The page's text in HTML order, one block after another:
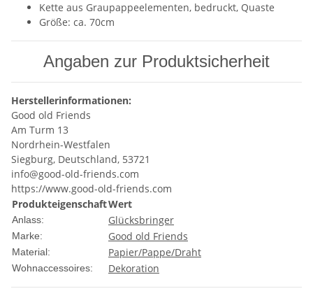
Kette aus Graupappeelementen, bedruckt, Quaste
Größe: ca. 70cm
Angaben zur Produktsicherheit
Herstellerinformationen:
Good old Friends
Am Turm 13
Nordrhein-Westfalen
Siegburg, Deutschland, 53721
info@good-old-friends.com
https://www.good-old-friends.com
ProdukteigenschaftWert
Anlass: Glücksbringer
Marke: Good old Friends
Material: Papier/Pappe/Draht
Wohnaccessoires: Dekoration